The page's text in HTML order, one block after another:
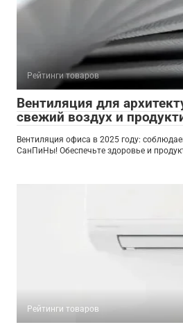
Рейтинги товаров
Вентиляция для
свежий воздух и
Вентиляция офиса в 2025 году:
СанПиНы! Обеспечьте здоровье и
Рейтинги товаров